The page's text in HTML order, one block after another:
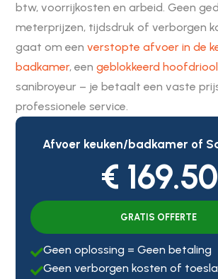
btw, voorrijkosten en arbeid. Geen
meterprijzen, tijdsdruk of verborgen
gaat om eenverstopte afvoer in de
badkamer, eengeblokkeerd hoofdriool
sanibroyeur – je betaalt een vaste
professionele service.
Afvoer keuken/badkamer of
€ 169.50
GRATIS OFFERTE
Geen oplossing = Geen betaling
Geen verborgen kosten of